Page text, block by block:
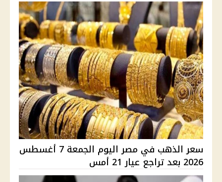
سعر الذهب في مصر اليوم الجمعة 7 أغسطس
2026 بعد تراجع عيار 21 أمس